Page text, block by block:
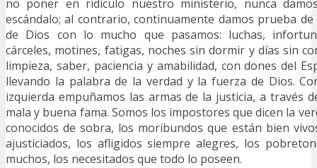
no poner en ridículo nuestro ministerio, nunca
escándalo; al contrario, continuamente damos prueba
de Dios con lo mucho que pasamos: luchas,
cárceles, motines, fatigas, noches sin dormir y días sin
limpieza, saber, paciencia y amabilidad, con dones del
llevando la palabra de la verdad y la fuerza de Dios.
izquierda empuñamos las armas de la justicia, a través
mala y buena fama. Somos los impostores que dicen la
conocidos de sobra, los moribundos que están bien
ajusticiados, los afligidos siempre alegres, los
muchos, los necesitados que todo lo poseen.